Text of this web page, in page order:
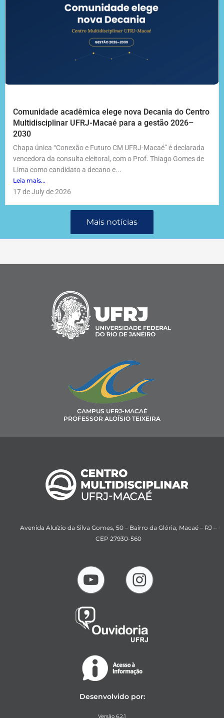
Comunidade acadêmica elege nova Decania do Centro
Multidisciplinar UFRJ-Macaé para a gestão 2026–
2030
Chapa única “Conexão e Futuro CM UFRJ-Macaé” é declarada
vencedora da consulta eleitoral, com o Prof. Thiago Gomes de
Lima como candidato a decano e...
Leia mais...
17 de July de 2026
Mais notícias
CAMPUS UFRJ-MACAÉ
PROFESSOR ALOÍSIO TEIXEIRA
Avenida Aluízio da Silva Gomes, 50 – Bairro da Glória, Macaé – RJ –
CEP 27930-560
Desenvolvido por:
Versão 6.2.1